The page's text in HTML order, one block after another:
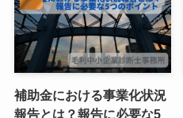
補助金における事業化状況
報告とは？報告に必要な5